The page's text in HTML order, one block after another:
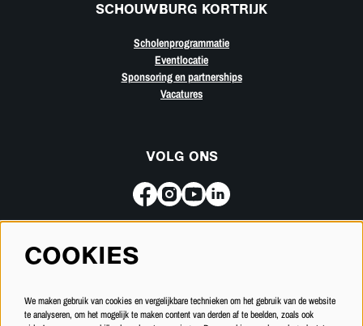
SCHOUWBURG KORTRIJK
Scholenprogrammatie
Eventlocatie
Sponsoring en partnerships
Vacatures
VOLG ONS
Meld je aan voor de nieuwsbrief
INSCHRIJVEN
COOKIES
We maken gebruik van cookies en vergelijkbare technieken om het gebruik van de website
te analyseren, om het mogelijk te maken content van derden af te beelden, zoals ook